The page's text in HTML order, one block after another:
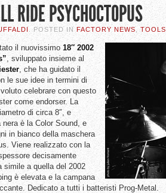
RIDE PSYCHOCTOPUS
. POSTED IN FACTORY NEWS ,TOOLS
il nuovissimo 18″ 2002
, sviluppato insieme al
, che ha guidato il
le sue idee in termini di
voluto celebrare con questo
come endorser. La
di circa 8″, e
nera è la Color Sound, e
in bianco della maschera
Viene realizzato con la
decisamente
simile a quella del 2002
è elevata e la campana
Dedicato a tutti i batteristi Prog-Metal.